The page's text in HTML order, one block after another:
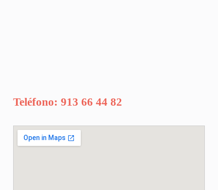
Teléfono: 913 66 44 82